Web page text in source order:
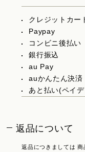
クレジットカー
Paypay
コンビニ後払い
銀行振込
au Pay
auかんたん決済
あと払い(ペイ
返品について
返品につきましては